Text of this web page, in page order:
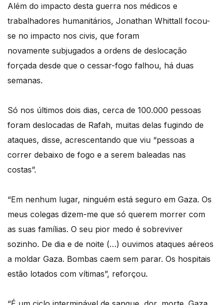
Além do impacto desta guerra nos médicos e
trabalhadores humanitários, Jonathan Whittall focou-
se no impacto nos civis, que foram
novamente subjugados a ordens de deslocação
forçada desde que o cessar-fogo falhou, há duas
semanas.
Só nos últimos dois dias, cerca de 100.000 pessoas
foram deslocadas de Rafah, muitas delas fugindo de
ataques, disse, acrescentando que viu “pessoas a
correr debaixo de fogo e a serem baleadas nas
costas”.
“Em nenhum lugar, ninguém está seguro em Gaza. Os
meus colegas dizem-me que só querem morrer com
as suas famílias. O seu pior medo é sobreviver
sozinho. De dia e de noite (…) ouvimos ataques aéreos
a moldar Gaza. Bombas caem sem parar. Os hospitais
estão lotados com vítimas”, reforçou.